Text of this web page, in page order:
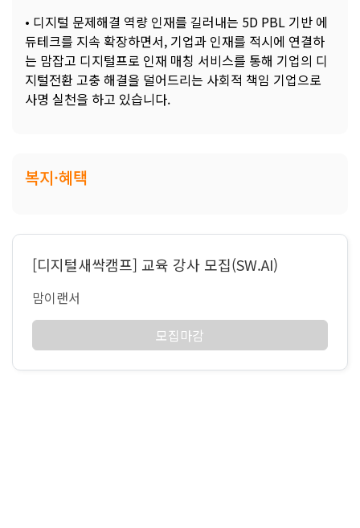
• 디지털 문제해결 역량 인재를 길러내는 5D PBL 기반 에
듀테크를 지속 확장하면서, 기업과 인재를 적시에 연결하
는 맘잡고 디지털프로 인재 매칭 서비스를 통해 기업의 디
지털전환 고충 해결을 덜어드리는 사회적 책임 기업으로
사명 실천을 하고 있습니다.
복지·혜택
[디지털새싹캠프] 교육 강사 모집(SW.AI)
맘이랜서
모집마감